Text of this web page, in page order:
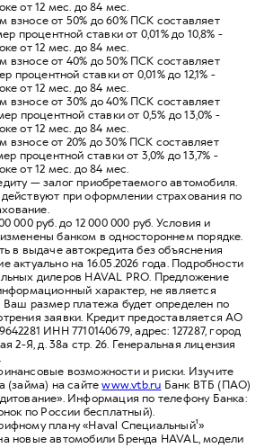
от 12 мес. до 84 мес.
взносе от 50% до 60% ПСК составляет
процентной ставки от 0,01% до 10,8% -
от 12 мес. до 84 мес.
взносе от 40% до 50% ПСК составляет
процентной ставки от 0,01% до 12,1% -
от 12 мес. до 84 мес.
взносе от 30% до 40% ПСК составляет
процентной ставки от 0,5% до 13,0% -
от 12 мес. до 84 мес.
взносе от 20% до 30% ПСК составляет
процентной ставки от 3,0% до 13,7% -
от 12 мес. до 84 мес.
— залог приобретаемого автомобиля.
при оформлении страхования по
000 руб. до 12 000 000 руб. Условия и
банком в одностороннем порядке.
в выдаче автокредита без объяснения
актуально на 16.05.2026 года. Подробности
дилеров HAVAL PRO. Предложение
характер, не является
Ваш размер платежа будет определен по
заявки. Кредит предоставляется АО
ИНН 7710140679, адрес: 127287, город
2-Я, д. 38а стр. 26. Генеральная лицензия
возможности и риски. Изучите
(займа) на сайтеwww.vtb.ru Банк ВТБ (ПАО)
Информация по телефону Банка:
по России бесплатный).
плану «Haval Специальный¹»
новые автомобили Бренда HAVAL, модели